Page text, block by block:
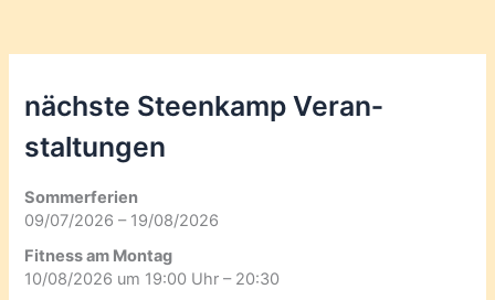
nächste Steenkamp Veran­
staltungen
Sommerferien
09/07/2026 – 19/08/2026
Fitness am Montag
10/08/2026 um 19:00 Uhr – 20:30